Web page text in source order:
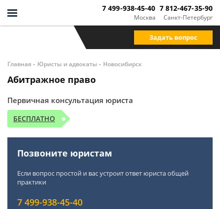
Москва
7 499-938-45-40
Санкт-Петербург
7 812-467-35-90
Задать вопрос
Главная - Юристы и адвокаты - Новосибирск
Абитражное право
Первичная консультация юриста
БЕСПЛАТНО
Позвоните юристам
Если вопрос простой и вас устроит ответ юриста общей
практики
7 499-938-45-40